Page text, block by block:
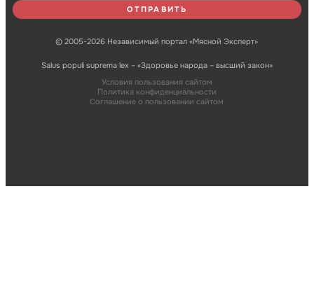
© 2005-2026 Независимый портал «Мясной Эксперт»
Salus populi suprema lex – «Здоровье народа – высший закон»
Условия пользования сайтом
Политика конфиденциальности
Соглашение о пользовании сайтом